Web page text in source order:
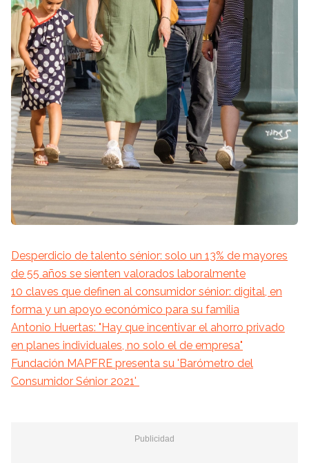
Desperdicio de talento sénior: solo un 13% de mayores
de 55 años se sienten valorados laboralmente
10 claves que definen al consumidor sénior: digital, en
forma y un apoyo económico para su familia
Antonio Huertas: "Hay que incentivar el ahorro privado
en planes individuales, no solo el de empresa"
Fundación MAPFRE presenta su 'Barómetro del
Consumidor Sénior 2021'